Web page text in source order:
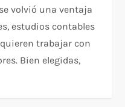
volvió una ventaja
estudios contables
trabajar con
Bien elegidas,